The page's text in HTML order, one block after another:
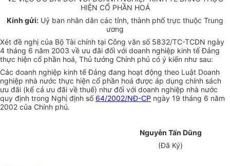
HIỆN CỔ PHẦN HOÁ
Kính gửi: Uỷ ban nhân dân các tỉnh, thành phố trực thuộc Trung
ương
Xét đề nghị của Bộ Tài chính tại Công văn số 5832/TC-TCDN ngày
4 tháng 6 năm 2003 về ưu đãi đối với doanh nghiệp kinh tế Đảng
thực hiện cổ phần hoá, Thủ tướng Chính phủ có ý kiến như sau:
Các doanh nghiệp kinh tế Đảng đang hoạt động theo Luật Doanh
nghiệp nhà nước thực hiện cổ phần hoá được áp dụng chính sách
ưu đãi (kể cả ưu đãi về thuế) như đối với doanh nghiệp nhà nước
quy định trong Nghị định số 64/2002/NĐ-CP ngày 19 tháng 6 năm
2002 của Chính phủ.
Nguyễn Tấn Dũng
(Đã Ký)